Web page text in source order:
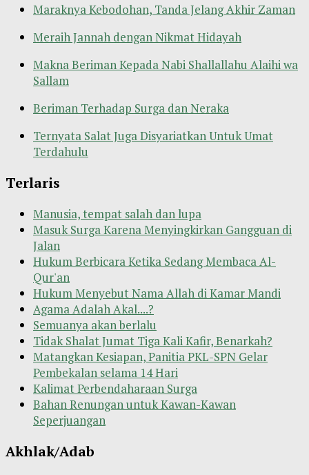
Maraknya Kebodohan, Tanda Jelang Akhir Zaman
Meraih Jannah dengan Nikmat Hidayah
Makna Beriman Kepada Nabi Shallallahu Alaihi wa
Sallam
Beriman Terhadap Surga dan Neraka
Ternyata Salat Juga Disyariatkan Untuk Umat
Terdahulu
Terlaris
Manusia, tempat salah dan lupa
Masuk Surga Karena Menyingkirkan Gangguan di
Jalan
Hukum Berbicara Ketika Sedang Membaca Al-
Qur'an
Hukum Menyebut Nama Allah di Kamar Mandi
Agama Adalah Akal....?
Semuanya akan berlalu
Tidak Shalat Jumat Tiga Kali Kafir, Benarkah?
Matangkan Kesiapan, Panitia PKL-SPN Gelar
Pembekalan selama 14 Hari
Kalimat Perbendaharaan Surga
Bahan Renungan untuk Kawan-Kawan
Seperjuangan
Akhlak/Adab